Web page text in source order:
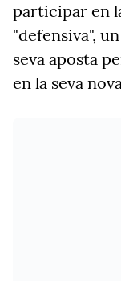
participar en
"defensiva",
seva aposta
en la seva